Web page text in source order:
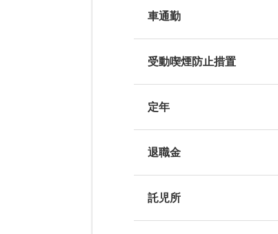
車通勤
受動喫煙防止措置
定年
退職金
託児所